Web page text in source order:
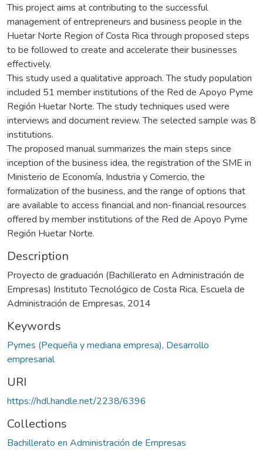
This project aims at contributing to the successful
management of entrepreneurs and business people in the
Huetar Norte Region of Costa Rica through proposed steps
to be followed to create and accelerate their businesses
effectively.
This study used a qualitative approach. The study population
included 51 member institutions of the Red de Apoyo Pyme
Región Huetar Norte. The study techniques used were
interviews and document review. The selected sample was 8
institutions.
The proposed manual summarizes the main steps since
inception of the business idea, the registration of the SME in
Ministerio de Economía, Industria y Comercio, the
formalization of the business, and the range of options that
are available to access financial and non-financial resources
offered by member institutions of the Red de Apoyo Pyme
Región Huetar Norte.
Description
Proyecto de graduación (Bachillerato en Administración de
Empresas) Instituto Tecnológico de Costa Rica, Escuela de
Administración de Empresas, 2014
Keywords
Pymes (Pequeña y mediana empresa), Desarrollo
empresarial
URI
https://hdl.handle.net/2238/6396
Collections
Bachillerato en Administración de Empresas